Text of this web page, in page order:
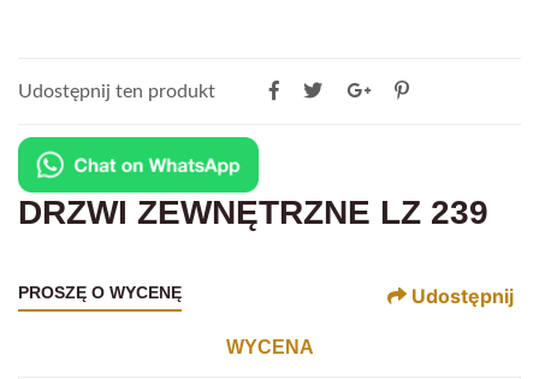
Udostępnij ten produkt
DRZWI ZEWNĘTRZNE LZ 239
PROSZĘ O WYCENĘ Udostępnij
WYCENA